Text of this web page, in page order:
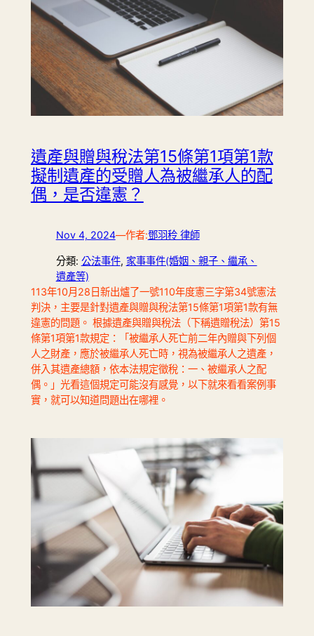
遺產與贈與稅法第15條第1項第1款
擬制遺產的受贈人為被繼承人的配
偶，是否違憲？
Nov 4, 2024—作者:鄧羽秢 律師
分類: 公法事件, 家事事件(婚姻、親子、繼承、
遺產等)
113年10月28日新出爐了一號110年度憲三字第34號憲法
判決，主要是針對遺產與贈與稅法第15條第1項第1款有無
違憲的問題。 根據遺產與贈與稅法（下稱遺贈稅法）第15
條第1項第1款規定：「被繼承人死亡前二年內贈與下列個
人之財產，應於被繼承人死亡時，視為被繼承人之遺產，
併入其遺產總額，依本法規定徵稅：一、被繼承人之配
偶。」光看這個規定可能沒有感覺，以下就來看看案例事
實，就可以知道問題出在哪裡。